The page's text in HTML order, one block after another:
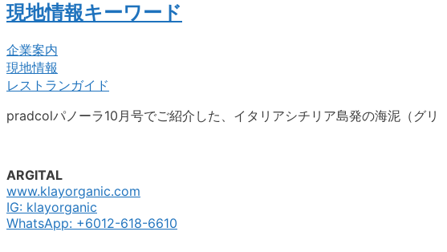
現地情報キーワード
企業案内
現地情報
レストランガイド
pradcolパノーラ10月号でご紹介した、イタリアシチリア島発の海泥（グリ
ARGITAL
www.klayorganic.com
IG: klayorganic
WhatsApp: +6012-618-6610